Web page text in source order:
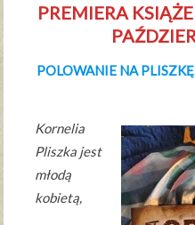
PREMIERA
POLOWANIE NA
Kornelia
Pliszka jest
młodą
kobietą,